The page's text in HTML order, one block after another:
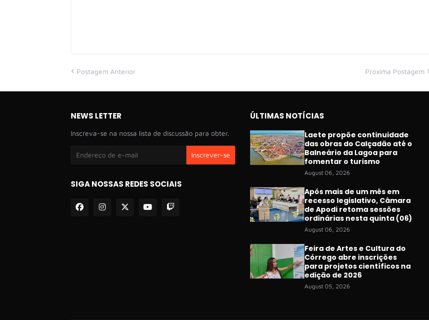
Postagem Anterior Próxima Postagem
NEWS LETTER
Inscreva-se na nossa lista de discussão para obter.
SIGA NOSSAS REDES SOCIAIS
ÚLTIMAS NOTÍCIAS
Laete propõe continuidade
das obras do Calçadão até o
Balneário da Lagoa para
fomentar o turismo
August 06, 2026
Após mais de um mês em
recesso legislativo, Câmara
de Apodi retoma sessões
ordinárias nesta quinta (06)
August 06, 2026
Feira de Artes e Cultura do
Córrego abre inscrições
para projetos científicos na
edição de 2026
August 05, 2026